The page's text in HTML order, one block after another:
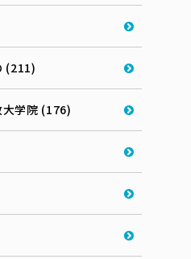
(211)
学院 (176)